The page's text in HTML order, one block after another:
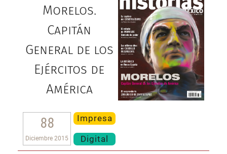
Morelos.
Capitán
General de los
Ejércitos de
América
88
Diciembre 2015
Impresa
Digital